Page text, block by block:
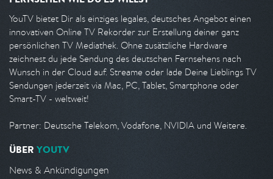
YouTV bietet Dir als einziges legales, deutsches Angebot einen
innovativen Online TV Rekorder zur Erstellung deiner ganz
persönlichen TV Mediathek. Ohne zusätzliche Hardware
zeichnest du jede Sendung des deutschen Fernsehens nach
Wunsch in der Cloud auf. Streame oder lade Deine Lieblings TV
Sendungen jederzeit via Mac, PC, Tablet, Smartphone oder
Smart-TV - weltweit!
Partner: Deutsche Telekom, Vodafone, NVIDIA und Weitere.
ÜBER YOUTV
News & Ankündigungen